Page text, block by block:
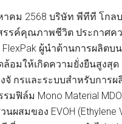
าคม 2568 บริษัท พีทีที โก
รรค์คุณภาพชีวิต ประกาศค
FlexPak ผู้นำด้านการผลิ
อมให้เกิดความยั่งยืนสูงสุด
จั กรและระบบสำหรับกา
มฟิล์ม Mono Material
ผสมของ EVOH